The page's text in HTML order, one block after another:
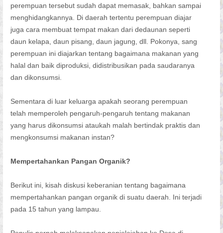
perempuan tersebut sudah dapat memasak, bahkan sampai
menghidangkannya. Di daerah tertentu perempuan diajar
juga cara membuat tempat makan dari dedaunan seperti
daun kelapa, daun pisang, daun jagung, dll. Pokonya, sang
perempuan ini diajarkan tentang bagaimana makanan yang
halal dan baik diproduksi, didistribusikan pada saudaranya
dan dikonsumsi.
Sementara di luar keluarga apakah seorang perempuan
telah memperoleh pengaruh-pengaruh tentang makanan
yang harus dikonsumsi ataukah malah bertindak praktis dan
mengkonsumsi makanan instan?
Mempertahankan Pangan Organik?
Berikut ini, kisah diskusi keberanian tentang bagaimana
mempertahankan pangan organik di suatu daerah. Ini terjadi
pada 15 tahun yang lampau.